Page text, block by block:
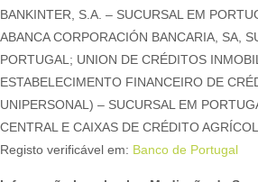
BANKINTER, S.A. – SUCURSAL EM
ABANCA CORPORACIÓN BANCARIA, SA,
PORTUGAL; UNION DE CRÉDITOS
ESTABELECIMENTO FINANCEIRO DE
UNIPERSONAL) – SUCURSAL EM
CENTRAL E CAIXAS DE CRÉDITO
Registo verificável em: Banco de Portugal